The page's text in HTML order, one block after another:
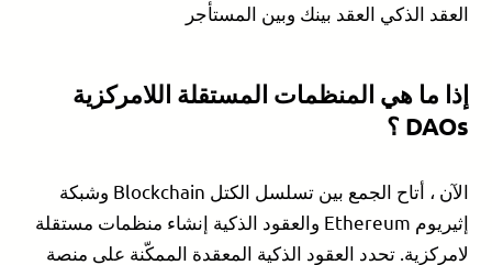
العقد الذكي العقد بينك وبين المستأجر
إذا ما هي المنظمات المستقلة اللامركزية
DAOs؟
الآن ، أتاح الجمع بين تسلسل الكتل Blockchain وشبكة
إثيريوم Ethereum والعقود الذكية إنشاء منظمات مستقلة
لامركزية. تحدد العقود الذكية المعقدة الممكّنة على منصة